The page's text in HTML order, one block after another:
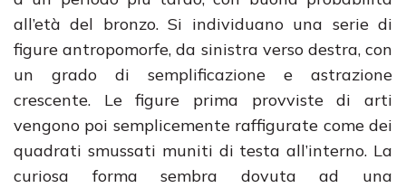
all’età del bronzo. Si individuano una serie di
figure antropomorfe, da sinistra verso destra, con
un grado di semplificazione e astrazione
crescente. Le figure prima provviste di arti
vengono poi semplicemente raffigurate come dei
quadrati smussati muniti di testa all’interno. La
curiosa forma sembra dovuta ad una